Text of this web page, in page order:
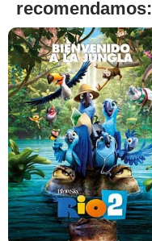
recomendamos: